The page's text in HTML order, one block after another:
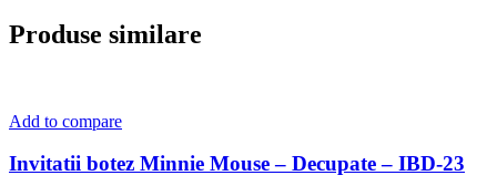
Produse similare
Add to compare
Invitatii botez Minnie Mouse – Decupate – IBD-23